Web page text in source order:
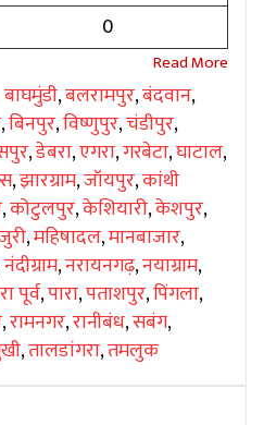
0
बाघमुंडी,बलरामपुर,बंदवान,
,बिनपुर,विष्णुपुर,चंडीपुर,
,डेबरा,एगरा,गरबेटा,घाटाल,
,झारग्राम,जॉयपुर,कांथी
,कोटुलपुर,केशियारी,केशपुर,
,महिषादल,मानबाजार,
नंदीग्राम,नरायनगढ़,नयाग्राम,
पूर्व,पारा,पताशपुर,पिंगला,
,रामनगर,रानीबंध,सबंग,
,तालडांगरा,तमलुक